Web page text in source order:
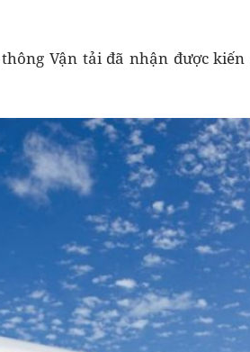
Vận tải đã nhận được